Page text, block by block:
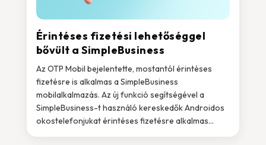
Érintéses fizetési lehetőséggel
bővült a SimpleBusiness
Az OTP Mobil bejelentette, mostantól érintéses
fizetésre is alkalmas a SimpleBusiness
mobilalkalmazás. Az új funkció segítségével a
SimpleBusiness-t használó kereskedők Androidos
okostelefonjukat érintéses fizetésre alkalmas...